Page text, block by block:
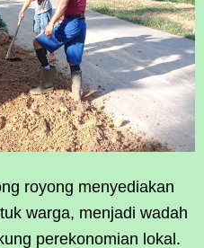
royong menyediakan
warga, menjadi wadah
perekonomian lokal.